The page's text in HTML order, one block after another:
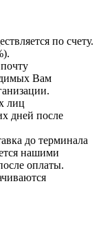
по счету.
Вам
лиц
дней после
до терминала
нашими
оплаты.